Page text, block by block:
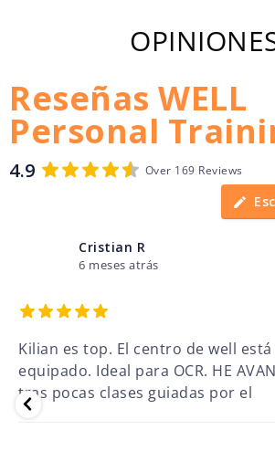
Reseñas WELL
Personal
4.9 Over 169 Reviews
Cristian R
6 meses atrás
Kilian es top. El centro de well
equipado. Ideal para OCR. HE
tras pocas clases guiadas por el